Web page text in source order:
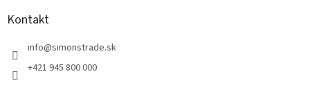
Kontakt
info@simonstrade.sk
+421 945 800 000